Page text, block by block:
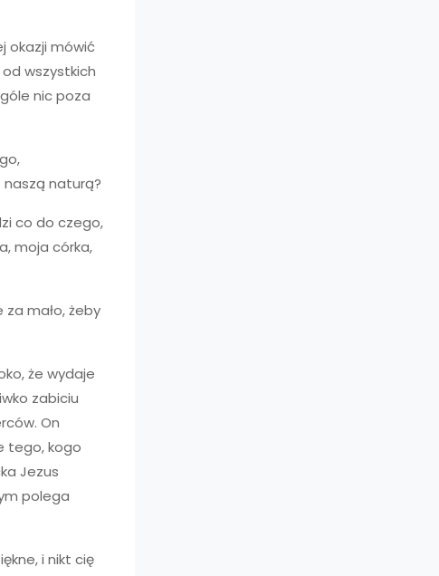
okazji mówić
wszystkich
nic poza
naturą?
co do czego,
moja córka,
mało, żeby
że wydaje
zabiciu
On
tego, kogo
Jezus
polega
i nikt cię